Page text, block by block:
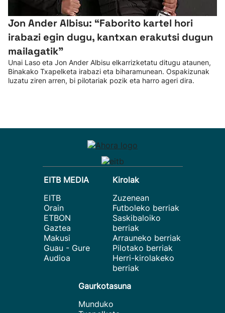
Jon Ander Albisu: “Faborito kartel hori
irabazi egin dugu, kantxan erakutsi dugun
mailagatik”
Unai Laso eta Jon Ander Albisu elkarrizketatu ditugu ataunen,
Binakako Txapelketa irabazi eta biharamunean. Ospakizunak
luzatu ziren arren, bi pilotariak pozik eta harro ageri dira.
EITB MEDIA
EITB
Orain
ETBON
Gaztea
Makusi
Guau - Gure
Audioa
Kirolak
Zuzenean
Futboleko berriak
Saskibaloiko
berriak
Arrauneko berriak
Pilotako berriak
Herri-kirolakeko
berriak
Gaurkotasuna
Munduko